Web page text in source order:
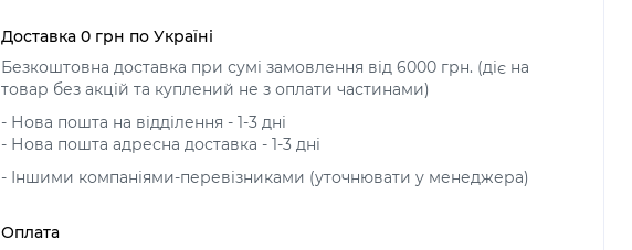
Доставка 0 грн по Україні
Безкоштовна доставка при сумі замовлення від 6000 грн. (діє на
товар без акцій та куплений не з оплати частинами)
- Нова пошта на відділення - 1-3 дні
- Нова пошта адресна доставка - 1-3 дні
- Іншими компаніями-перевізниками (уточнювати у менеджера)
Оплата